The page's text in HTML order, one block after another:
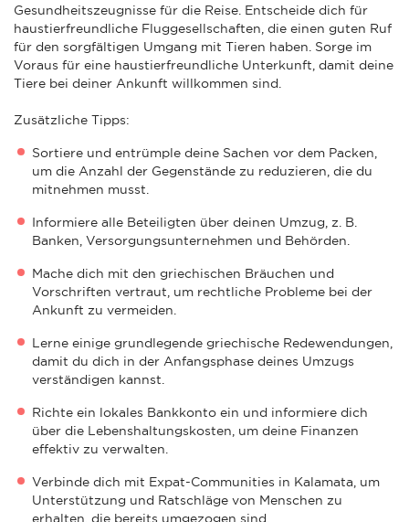
Gesundheitszeugnisse für die Reise. Entscheide dich für
haustierfreundliche Fluggesellschaften, die einen guten Ruf
für den sorgfältigen Umgang mit Tieren haben. Sorge im
Voraus für eine haustierfreundliche Unterkunft, damit deine
Tiere bei deiner Ankunft willkommen sind.
Zusätzliche Tipps:
Sortiere und entrümple deine Sachen vor dem Packen,
um die Anzahl der Gegenstände zu reduzieren, die du
mitnehmen musst.
Informiere alle Beteiligten über deinen Umzug, z. B.
Banken, Versorgungsunternehmen und Behörden.
Mache dich mit den griechischen Bräuchen und
Vorschriften vertraut, um rechtliche Probleme bei der
Ankunft zu vermeiden.
Lerne einige grundlegende griechische Redewendungen,
damit du dich in der Anfangsphase deines Umzugs
verständigen kannst.
Richte ein lokales Bankkonto ein und informiere dich
über die Lebenshaltungskosten, um deine Finanzen
effektiv zu verwalten.
Verbinde dich mit Expat-Communities in Kalamata, um
Unterstützung und Ratschläge von Menschen zu
erhalten, die bereits umgezogen sind.